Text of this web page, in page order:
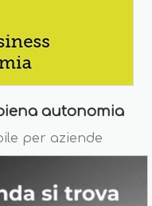
autonomia
per aziende